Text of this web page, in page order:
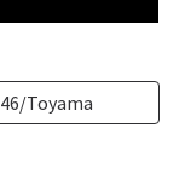
46/Toyama